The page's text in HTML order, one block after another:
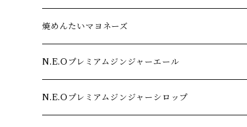
18社セット
辛子明太子からすみ
八味明太子からすみ
山椒明太子からすみ
焼めんたいマヨネーズ
N.E.Oプレミアムジンジャーエール
N.E.Oプレミアムジンジャーシロップ